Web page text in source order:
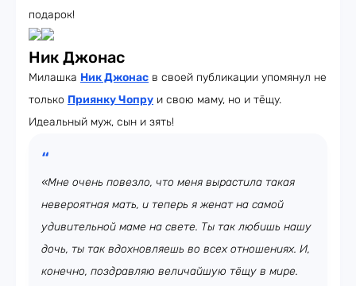
подарок!
Ник Джонас
Милашка Ник Джонас в своей публикации упомянул не
только Приянку Чопру и свою маму, но и тёщу.
Идеальный муж, сын и зять!
«Мне очень повезло, что меня вырастила такая
невероятная мать, и теперь я женат на самой
удивительной маме на свете. Ты так любишь нашу
дочь, ты так вдохновляешь во всех отношениях. И,
конечно, поздравляю величайшую тёщу в мире.